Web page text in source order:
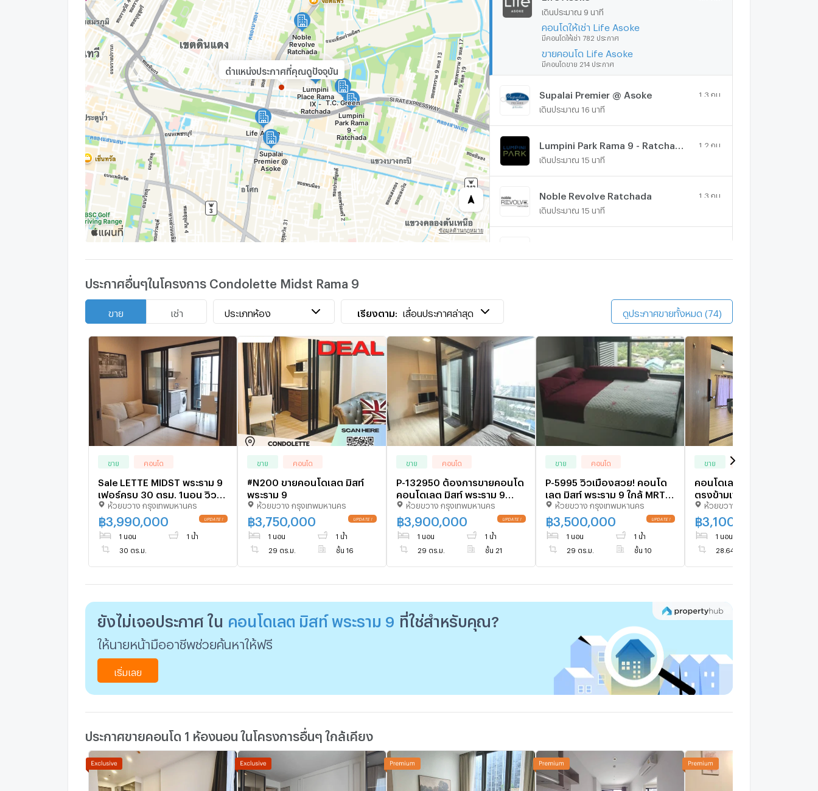
เดินประมาณ 9 นาที
คอนโดให้เช่า Life Asoke
มีคอนโดให้เช่า 782 ประกาศ
ขายคอนโด Life Asoke
มีคอนโดขาย 214 ประกาศ
Supalai Premier @ Asoke 1.3 กม.
เดินประมาณ 16 นาที
1.2 กม.
เดินประมาณ 15 นาที
Noble Revolve Ratchada 1.3 กม.
เดินประมาณ 15 นาที
เดินประมาณ 8 นาที
ตำแหน่งประกาศที่คุณดูปัจจุบัน
ประกาศอื่นๆในโครงการ Condolette Midst Rama 9
ขาย เช่า ประเภทห้อง เรียงตาม: เลื่อนประกาศล่าสุด ดูประกาศขายทั้งหมด (74)
ขาย คอนโด
Sale LETTE MIDST พระราม 9
เฟอร์ครบ 30 ตรม. 1นอน วิว
เมือง 3.99 ล้านบาท
ห้วยขวาง กรุงเทพมหานคร
฿3,990,000
1 นอน 1 น้ำ
30 ตร.ม.
ขาย คอนโด
#N200 ขายคอนโดเลต มิสท์
พระราม 9
ห้วยขวาง กรุงเทพมหานคร
฿3,750,000
1 นอน 1 น้ำ
29 ตร.ม. ชั้น 16
ขาย คอนโด
P-132950 ต้องการขายคอนโด
คอนโดเลต มิสท์ พระราม 9
Rama IX Rd, Huai Khwang,
Bangkok Line Id:
@easythaihome 085-592-
2897
ห้วยขวาง กรุงเทพมหานคร
฿3,900,000
1 นอน 1 น้ำ
29 ตร.ม. ชั้น 21
ขาย คอนโด
P-5995 วิวเมืองสวย! คอนโด
เลต มิสท์ พระราม 9 ใกล้ MRT
พระราม 9 เพียง 3.5 ล้าน! Line
Id: @easythaihome 085-
592-2897
ห้วยขวาง กรุงเทพมหานคร
฿3,500,000
1 นอน 1 น้ำ
29 ตร.ม. ชั้น 10
ขาย
คอนโดเลคมิสท์ พระราม9 อยู่
ตรงข้ามเซ็นทรัลพระราม9
ห้วยขวาง กรุงเทพมหานคร
฿3,100,000
1 นอน
28.64 ตร.ม.
ยังไม่เจอประกาศ ใน คอนโดเลต มิสท์ พระราม 9 ที่ใช่สำหรับคุณ?
ให้นายหน้ามืออาชีพช่วยค้นหาให้ฟรี
เริ่มเลย
ประกาศขายคอนโด 1 ห้องนอน ในโครงการอื่นๆ ใกล้เคียง